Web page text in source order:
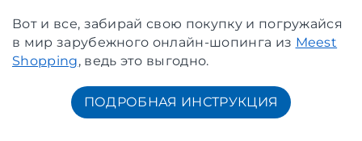
Вот и все, забирай свою покупку и погружайся
в мир зарубежного онлайн-шопинга из Meest
Shopping, ведь это выгодно.
ПОДРОБНАЯ ИНСТРУКЦИЯ